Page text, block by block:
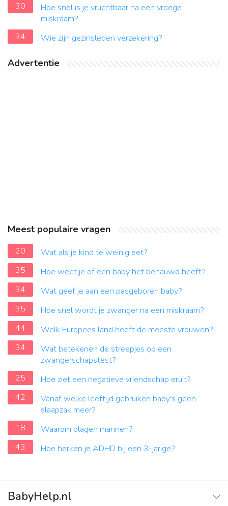
30
Hoe snel is je vruchtbaar na een vroege
miskraam?
34
Wie zijn gezinsleden verzekering?
Advertentie
Meest populaire vragen
20
Wat als je kind te weinig eet?
35
Hoe weet je of een baby het benauwd heeft?
34
Wat geef je aan een pasgeboren baby?
35
Hoe snel wordt je zwanger na een miskraam?
44
Welk Europees land heeft de meeste vrouwen?
34
Wat betekenen de streepjes op een
zwangerschapstest?
25
Hoe ziet een negatieve vriendschap eruit?
42
Vanaf welke leeftijd gebruiken baby's geen
slaapzak meer?
18
Waarom plagen mannen?
43
Hoe herken je ADHD bij een 3-jarige?
BabyHelp.nl